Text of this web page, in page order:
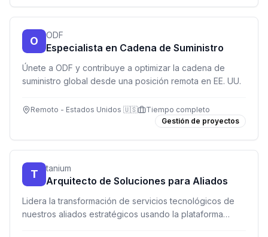
O ODF
Especialista en Cadena de Suministro
Únete a ODF y contribuye a optimizar la cadena de
suministro global desde una posición remota en EE. UU.
Remoto - Estados Unidos 🇺🇸
Tiempo completo
Gestión de proyectos
T tanium
Arquitecto de Soluciones para Aliados
Lidera la transformación de servicios tecnológicos de
nuestros aliados estratégicos usando la plataforma